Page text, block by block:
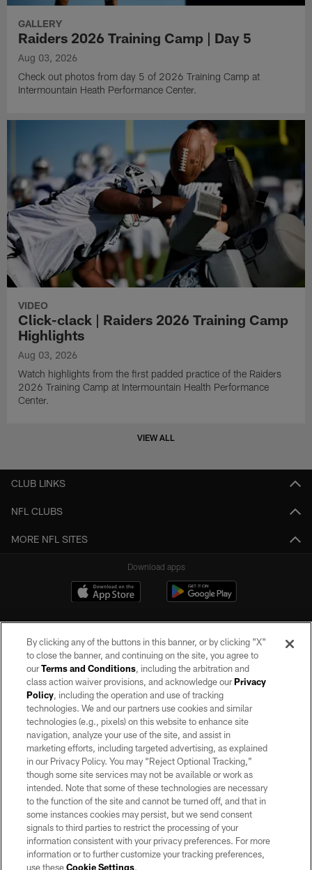
GALLERY
Raiders 2026 Training Camp | Day 5
Aug 03, 2026
Check out photos from day 5 of 2026 Training Camp at
Intermountain Heath Performance Center.
VIDEO
Click-clack | Raiders 2026 Training Camp
Highlights
Aug 03, 2026
Watch highlights from the first padded practice of the Raiders
2026 Training Camp at Intermountain Health Performance
Center.
VIEW ALL
CLUB LINKS
NFL CLUBS
MORE NFL SITES
Download apps
©2026 by the Las Vegas Raiders. All rights reserved. No portion of this site
may be reproduced without the express written permission of the Las Vegas
Raiders.
PRIVACY POLICY
TERMS OF SERVICE
ACCESSIBILITY
AD CHOICES
YOUR PRIVACY CHOICES
COOKIE SETTINGS
By clicking any of the buttons in this banner, or by clicking "X"
to close the banner, and continuing on the site, you agree to
ourTerms and Conditions, including the arbitration and
class action waiver provisions, and acknowledge ourPrivacy
Policy, including the operation and use of tracking
technologies. We and our partners use cookies and similar
technologies (e.g., pixels) on this website to enhance site
navigation, analyze your use of the site, and assist in
marketing efforts, including targeted advertising, as explained
in our Privacy Policy. You may “Reject Optional Tracking,”
though some site services may not be available or work as
intended. Note that some of these technologies are necessary
to the function of the site and cannot be turned off, and that in
some instances cookies may persist, but we send consent
signals to third parties to restrict the processing of your
information consistent with your privacy preferences. For more
information or to further customize your tracking preferences,
use theseCookie Settings.